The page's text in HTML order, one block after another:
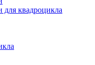
для квадроцикла